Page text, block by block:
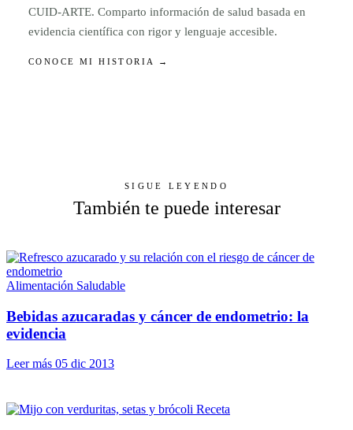
CUID-ARTE. Comparto información de salud basada en
evidencia científica con rigor y lenguaje accesible.
CONOCE MI HISTORIA →
SIGUE LEYENDO
También te puede interesar
Alimentación Saludable
Bebidas azucaradas y cáncer de endometrio: la
evidencia
Leer más 05 dic 2013
Receta